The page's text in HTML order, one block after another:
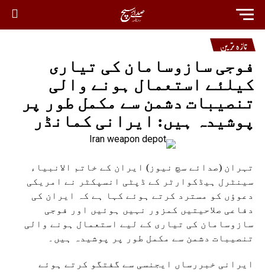
تازہ ترین
فوجی سازوسامان کی تیاری
کیلئے استعمال ہونے والی
تنصیبات دشمن سے مکمل طور پر
پوشیدہ ہیں: ایرانی کمانڈر
تہران (صدائے سچ نیوز) ایران کے خاتم الانبیاء
سینٹرل ہیڈکوارٹر کے ڈپٹی انسپکٹر نے امریکی
دعوؤں کو مسترد کرتے ہوئے کہا ہے کہ ایران کی
دفاعی صلاحیتیں کمزور نہیں ہوئیں اور فوجی
سازوسامان کی تیاری کے لیے استعمال ہونے والی
تنصیبات دشمن سے مکمل طور پر پوشیدہ ہیں۔
ایرانی خبررساں ایجنسی سے گفتگو کرتے ہوئے